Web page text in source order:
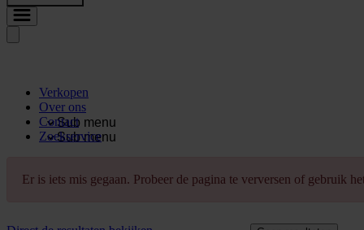
Verkopen
Over ons
Sub menu
Contact
Sub menu
Zoekservice
Er is iets mis gegaan. Probeer de pagina te verversen of gebruik